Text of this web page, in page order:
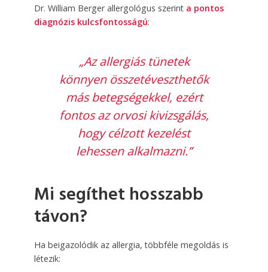
Dr. William Berger allergológus szerint a pontos
diagnózis kulcsfontosságú:
„Az allergiás tünetek
könnyen összetéveszthetők
más betegségekkel, ezért
fontos az orvosi kivizsgálás,
hogy célzott kezelést
lehessen alkalmazni.”
Mi segíthet hosszabb
távon?
Ha beigazolódik az allergia, többféle megoldás is
létezik: